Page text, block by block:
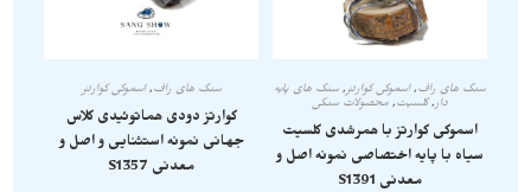
سنگ های راف,اسموکی کوارتز,سنگ های پایه
دار,کلسیت,محصولات سنگی
اسموکی کوارتز با همرشدی کلسیت
سیاه با پایه اختصاصی نمونه اصل و
معدنی S1391
سنگ های راف,اسموکی کوارتز
کوارتز دودی هماتوئیدی کلاس
جهانی نمونه استثنایی و اصل و
معدنی S1357